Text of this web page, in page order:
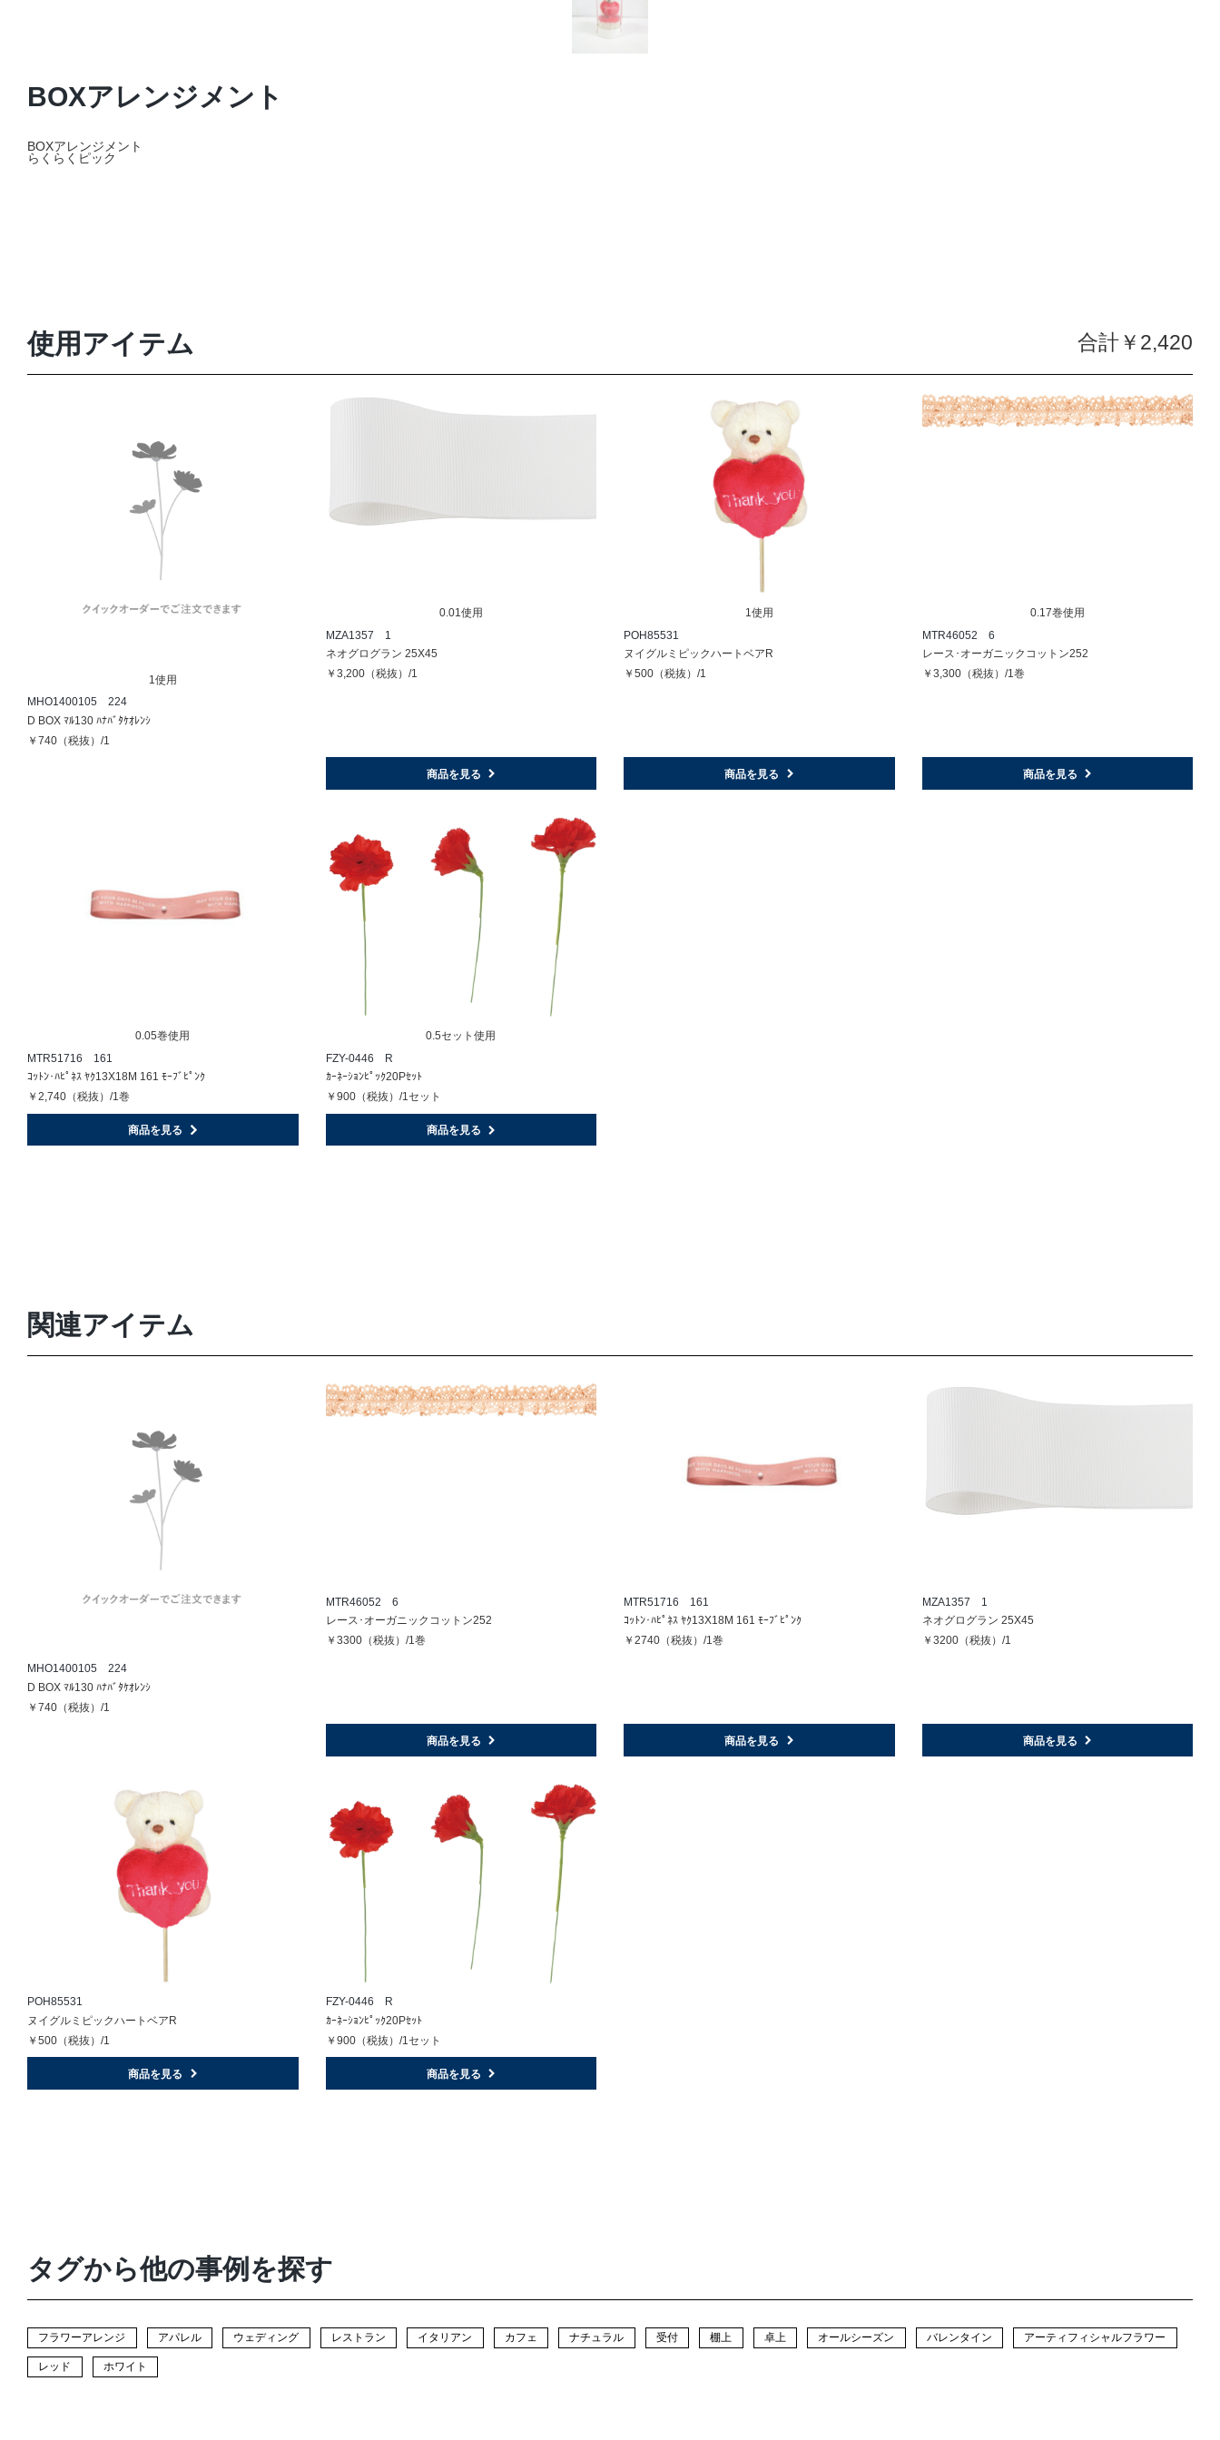
BOXアレンジメント
BOXアレンジメント
らくらくピック
使用アイテム 合計￥2,420
1使用
MHO1400105 224
D BOX ﾏﾙ130 ﾊﾅﾊﾞﾀｹｵﾚﾝｼ
￥740（税抜）/1
0.01使用
MZA1357 1
ネオグログラン 25X45
￥3,200（税抜）/1
商品を見る
1使用
POH85531
ヌイグルミピックハートベアR
￥500（税抜）/1
商品を見る
0.17巻使用
MTR46052 6
レース･オーガニックコットン252
￥3,300（税抜）/1巻
商品を見る
0.05巻使用
MTR51716 161
ｺｯﾄﾝ･ﾊﾋﾟﾈｽ ﾔｸ13X18M 161 ﾓｰﾌﾞﾋﾟﾝｸ
￥2,740（税抜）/1巻
商品を見る
0.5セット使用
FZY-0446 R
ｶｰﾈｰｼｮﾝﾋﾟｯｸ20Pｾｯﾄ
￥900（税抜）/1セット
商品を見る
関連アイテム
MHO1400105 224
D BOX ﾏﾙ130 ﾊﾅﾊﾞﾀｹｵﾚﾝｼ
￥740（税抜）/1
MTR46052 6
レース･オーガニックコットン252
￥3300（税抜）/1巻
商品を見る
MTR51716 161
ｺｯﾄﾝ･ﾊﾋﾟﾈｽ ﾔｸ13X18M 161 ﾓｰﾌﾞﾋﾟﾝｸ
￥2740（税抜）/1巻
商品を見る
MZA1357 1
ネオグログラン 25X45
￥3200（税抜）/1
商品を見る
POH85531
ヌイグルミピックハートベアR
￥500（税抜）/1
商品を見る
FZY-0446 R
ｶｰﾈｰｼｮﾝﾋﾟｯｸ20Pｾｯﾄ
￥900（税抜）/1セット
商品を見る
タグから他の事例を探す
フラワーアレンジ アパレル ウェディング レストラン イタリアン カフェ ナチュラル 受付 棚上 卓上 オールシーズン バレンタイン アーティフィシャルフラワー
レッド ホワイト